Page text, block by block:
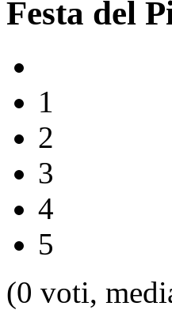
Festa del
1
2
3
4
5
(0 voti,